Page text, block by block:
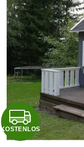
4,5
von
5
Sternen.
K
O
KOSTENLOS